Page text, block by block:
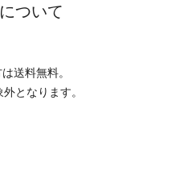
ついて
送料無料。
となります。